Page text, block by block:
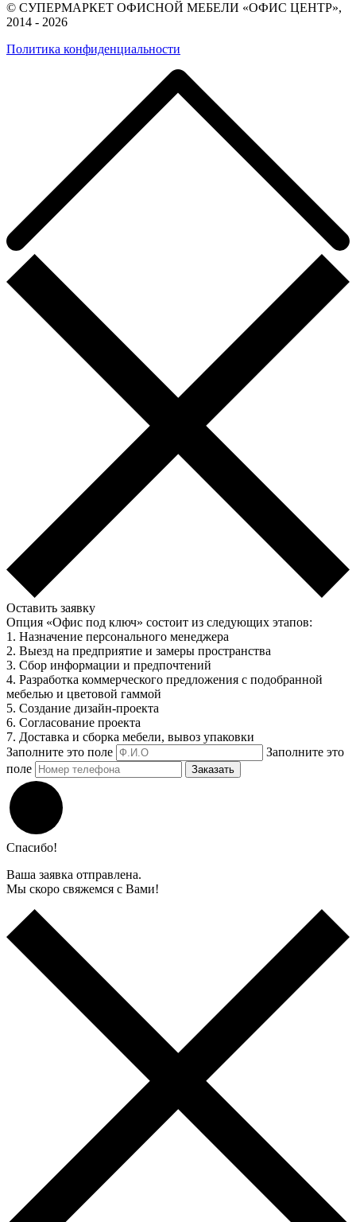
© СУПЕРМАРКЕТ ОФИСНОЙ МЕБЕЛИ «ОФИС ЦЕНТР»,
2014 - 2026
Политика конфиденциальности
Оставить заявку
Опция «Офис под ключ» состоит из следующих этапов:
1. Назначение персонального менеджера
2. Выезд на предприятие и замеры пространства
3. Сбор информации и предпочтений
4. Разработка коммерческого предложения с подобранной
мебелью и цветовой гаммой
5. Создание дизайн-проекта
6. Согласование проекта
7. Доставка и сборка мебели, вывоз упаковки
Заполните это поле
Заполните это
поле
Заказать
Спасибо!
Ваша заявка отправлена.
Мы скоро свяжемся с Вами!